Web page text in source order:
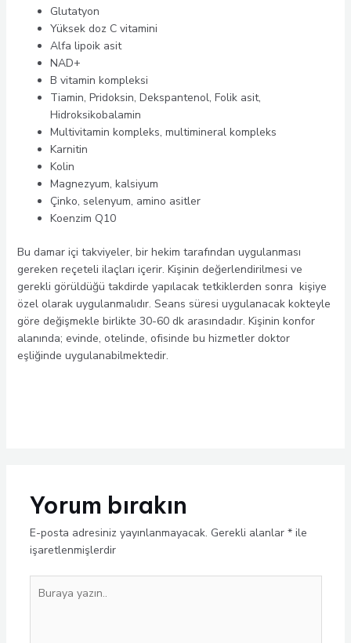
Glutatyon
Yüksek doz C vitamini
Alfa lipoik asit
NAD+
B vitamin kompleksi
Tiamin, Pridoksin, Dekspantenol, Folik asit,
Hidroksikobalamin
Multivitamin kompleks, multimineral kompleks
Karnitin
Kolin
Magnezyum, kalsiyum
Çinko, selenyum, amino asitler
Koenzim Q10
Bu damar içi takviyeler, bir hekim tarafından uygulanması
gereken reçeteli ilaçları içerir. Kişinin değerlendirilmesi ve
gerekli görüldüğü takdirde yapılacak tetkiklerden sonra kişiye
özel olarak uygulanmalıdır. Seans süresi uygulanacak kokteyle
göre değişmekle birlikte 30-60 dk arasındadır. Kişinin konfor
alanında; evinde, otelinde, ofisinde bu hizmetler doktor
eşliğinde uygulanabilmektedir.
Yorum bırakın
E-posta adresiniz yayınlanmayacak. Gerekli alanlar *ile
işaretlenmişlerdir
yazın..